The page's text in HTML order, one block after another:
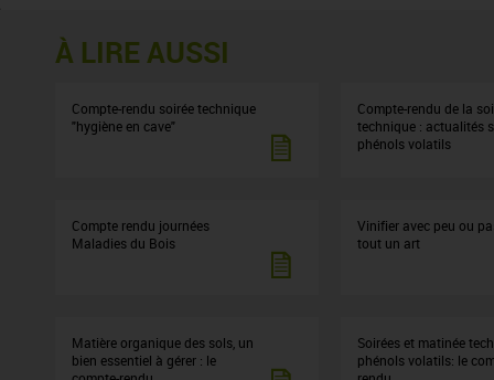
À LIRE AUSSI
Compte-rendu soirée technique
"hygiène en cave"
Compte-rendu de la
technique : actualités
phénols volatils
Compte rendu journées
Maladies du Bois
Vinifier avec peu ou
tout un art
Matière organique des sols, un
bien essentiel à gérer : le
Soirées et matinée
phénols volatils: le